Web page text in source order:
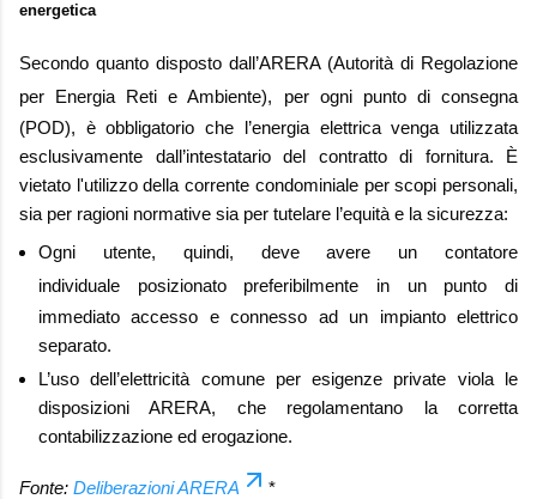
energetica
Secondo quanto disposto dall’ARERA (Autorità di Regolazione
per Energia Reti e Ambiente), per ogni punto di consegna
(POD), è obbligatorio che l’energia elettrica venga utilizzata
esclusivamente dall’intestatario del contratto di fornitura. È
vietato l'utilizzo della corrente condominiale per scopi personali,
sia per ragioni normative sia per tutelare l’equità e la sicurezza:
Ogni utente, quindi, deve avere un contatore
individuale posizionato preferibilmente in un punto di
immediato accesso e connesso ad un impianto elettrico
separato.
L’uso dell’elettricità comune per esigenze private viola le
disposizioni ARERA, che regolamentano la corretta
contabilizzazione ed erogazione.
Fonte: Deliberazioni ARERA *